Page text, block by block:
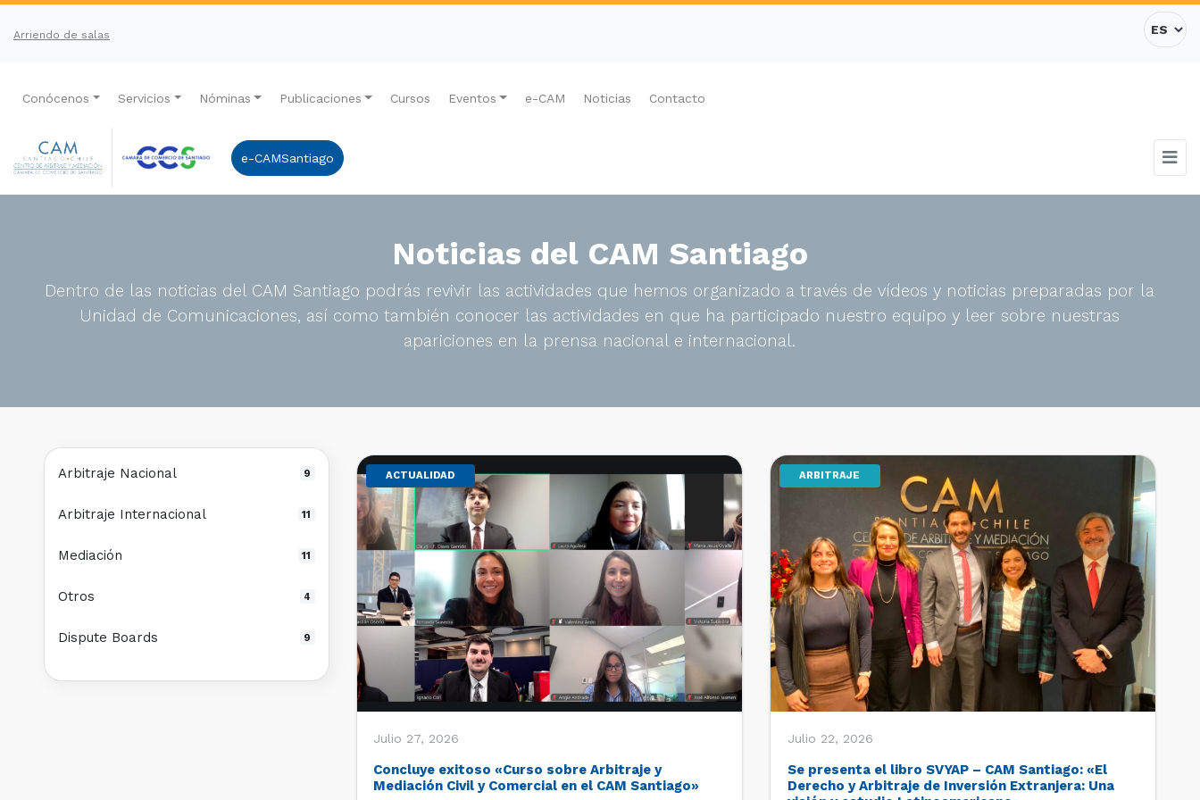
Arriendo de salas
Conócenos Servicios Nóminas Publicaciones Cursos Eventos e-CAM Noticias Contacto
e-CAMSantiago
Noticias del CAM Santiago
Dentro de las noticias del CAM Santiago podrás revivir las actividades que hemos organizado a través de vídeos y noticias preparadas por la
Unidad de Comunicaciones, así como también conocer las actividades en que ha participado nuestro equipo y leer sobre nuestras
apariciones en la prensa nacional e internacional.
ACTUALIDAD
Julio 27, 2026
Concluye exitoso «Curso sobre Arbitraje y
Mediación Civil y Comercial en el CAM Santiago»
ARBITRAJE
Julio 22, 2026
Se presenta el libro SVYAP – CAM Santiago: «El
Derecho y Arbitraje de Inversión Extranjera: Una
Arbitraje Nacional 9
Arbitraje Internacional 11
Mediación 11
Otros 4
Dispute Boards 9